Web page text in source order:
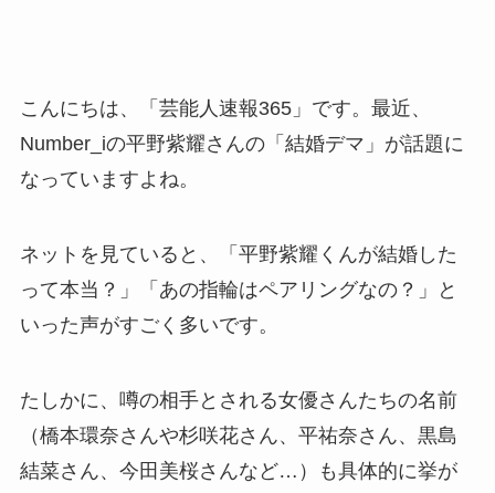
こんにちは、「芸能人速報365」です。最近、
Number_iの平野紫耀さんの「結婚デマ」が話題に
なっていますよね。
ネットを見ていると、「平野紫耀くんが結婚した
って本当？」「あの指輪はペアリングなの？」と
いった声がすごく多いです。
たしかに、噂の相手とされる女優さんたちの名前
（橋本環奈さんや杉咲花さん、平祐奈さん、黒島
結菜さん、今田美桜さんなど…）も具体的に挙が